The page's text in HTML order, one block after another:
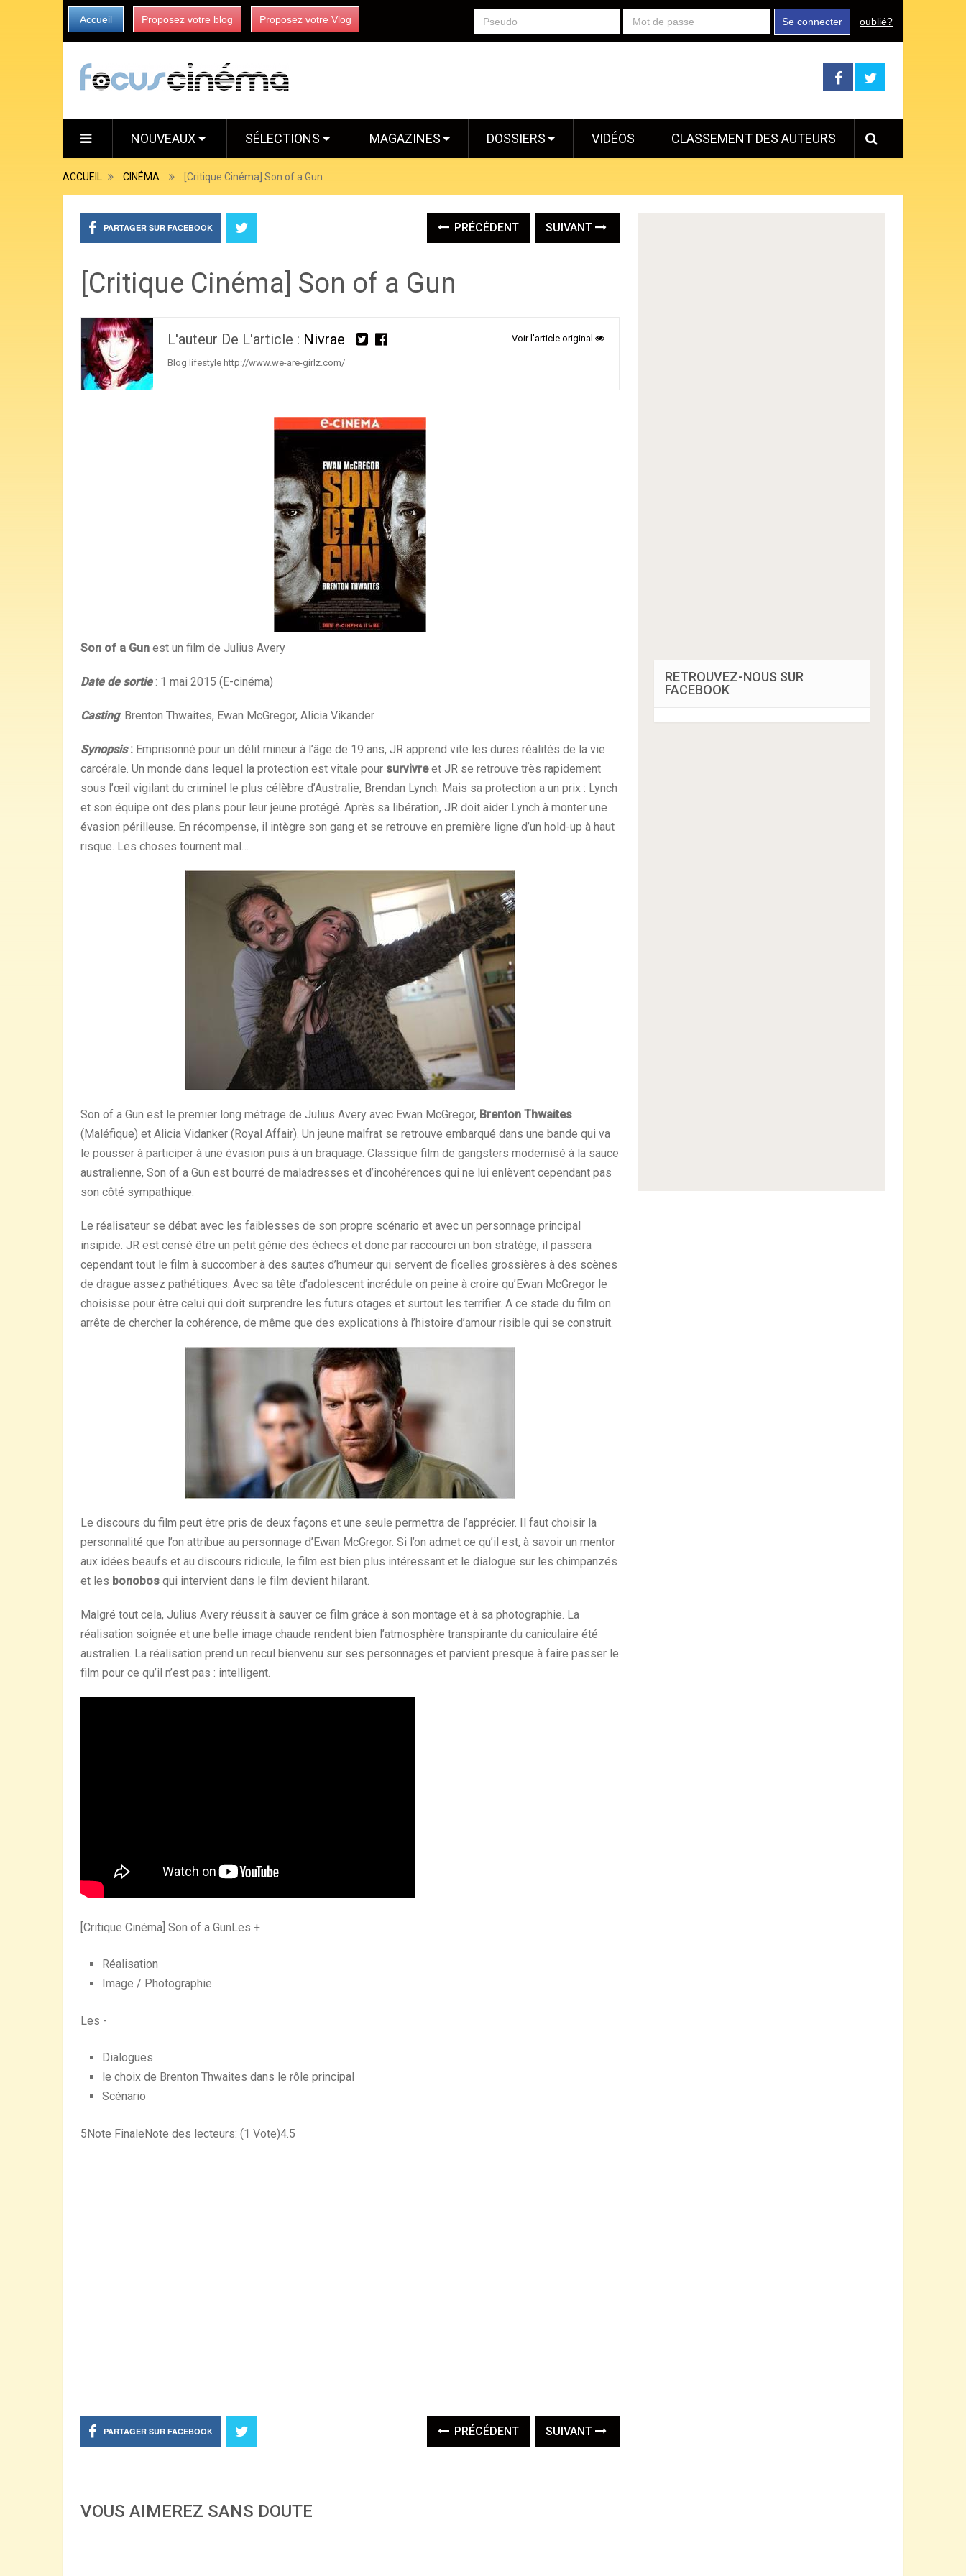
Accueil Proposez votre blog Proposez votre Vlog Se connecter oublié?
NOUVEAUX SÉLECTIONS MAGAZINES DOSSIERS VIDÉOS CLASSEMENT DES AUTEURS
ACCUEIL CINÉMA [Critique Cinéma] Son of a Gun
PARTAGER SUR FACEBOOK PRÉCÉDENT SUIVANT
[Critique Cinéma] Son of a Gun
L'auteur De L'article : Nivrae Voir l'article original
Blog lifestyle http://www.we-are-girlz.com/
Son of a Gun est un film de Julius Avery
Date de sortie: 1 mai 2015 (E-cinéma)
Casting: Brenton Thwaites, Ewan McGregor, Alicia Vikander
Synopsis: Emprisonné pour un délit mineur à l’âge de 19 ans, JR apprend vite les dures réalités de la vie
carcérale. Un monde dans lequel la protection est vitale pour survivreet JR se retrouve très rapidement
sous l’œil vigilant du criminel le plus célèbre d’Australie, Brendan Lynch. Mais sa protection a un prix : Lynch
et son équipe ont des plans pour leur jeune protégé. Après sa libération, JR doit aider Lynch à monter une
évasion périlleuse. En récompense, il intègre son gang et se retrouve en première ligne d’un hold-up à haut
risque. Les choses tournent mal…
Son of a Gun est le premier long métrage de Julius Avery avec Ewan McGregor, Brenton Thwaites
(Maléfique) et Alicia Vidanker (Royal Affair). Un jeune malfrat se retrouve embarqué dans une bande qui va
le pousser à participer à une évasion puis à un braquage. Classique film de gangsters modernisé à la sauce
australienne, Son of a Gun est bourré de maladresses et d’incohérences qui ne lui enlèvent cependant pas
son côté sympathique.
Le réalisateur se débat avec les faiblesses de son propre scénario et avec un personnage principal
insipide. JR est censé être un petit génie des échecs et donc par raccourci un bon stratège, il passera
cependant tout le film à succomber à des sautes d’humeur qui servent de ficelles grossières à des scènes
de drague assez pathétiques. Avec sa tête d’adolescent incrédule on peine à croire qu’Ewan McGregor le
choisisse pour être celui qui doit surprendre les futurs otages et surtout les terrifier. A ce stade du film on
arrête de chercher la cohérence, de même que des explications à l’histoire d’amour risible qui se construit.
Le discours du film peut être pris de deux façons et une seule permettra de l’apprécier. Il faut choisir la
personnalité que l’on attribue au personnage d’Ewan McGregor. Si l’on admet ce qu’il est, à savoir un mentor
aux idées beaufs et au discours ridicule, le film est bien plus intéressant et le dialogue sur les chimpanzés
et les bonobos qui intervient dans le film devient hilarant.
Malgré tout cela, Julius Avery réussit à sauver ce film grâce à son montage et à sa photographie. La
réalisation soignée et une belle image chaude rendent bien l’atmosphère transpirante du caniculaire été
australien. La réalisation prend un recul bienvenu sur ses personnages et parvient presque à faire passer le
film pour ce qu’il n’est pas : intelligent.
[Critique Cinéma] Son of a GunLes +
Réalisation
Image / Photographie
Les -
Dialogues
le choix de Brenton Thwaites dans le rôle principal
Scénario
5 Note Finale Note des lecteurs: (1 Vote)4.5
PARTAGER SUR FACEBOOK PRÉCÉDENT SUIVANT
VOUS AIMEREZ SANS DOUTE
RETROUVEZ-NOUS SUR
FACEBOOK